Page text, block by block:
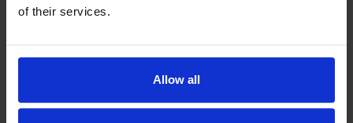
of their services.
Allow all
Indexator Rotator Systems AB:n yritysfilosofia on yhteinen